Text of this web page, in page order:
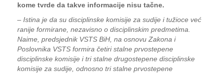
kome tvrde da takve informacije nisu tačne.
– Istina je da su disciplinske komisije za sudije i tužioce već
ranije formirane, nezavisno o disciplinskim predmetima.
Naime, predsjednik VSTS BiH, na osnovu Zakona i
Poslovnika VSTS formira četiri stalne prvostepene
disciplinske komisije i tri stalne drugostepene disciplinske
komisije za sudije, odnosno tri stalne prvostepene